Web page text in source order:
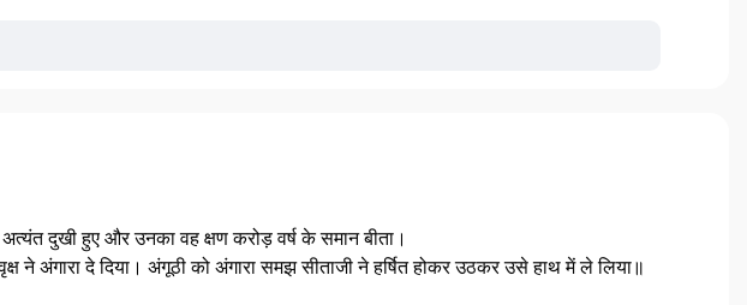
दुखी हुए और उनका वह क्षण करोड़ वर्ष के समान बीता।
ने अंगारा दे दिया। अंगूठी को अंगारा समझ सीताजी ने हर्षित होकर उठकर उसे हाथ में ले लिया॥